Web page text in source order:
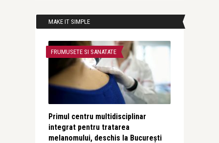
MAKE IT SIMPLE
FRUMUSETE SI SANATATE
Primul centru multidisciplinar
integrat pentru tratarea
melanomului, deschis la București